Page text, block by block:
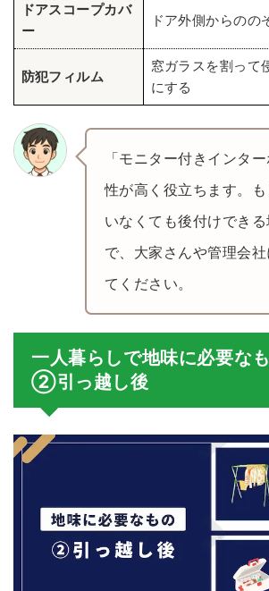
ドアスコープカバ
ー
ドア外側からのの
防犯フィルム
窓ガラスを割って
にする
「モニター付きインタ
性が高く役立ちます。
いなくても後付けでき
で、大家さんや管理会
てください。
一人暮らしで地味に必要なも
②引っ越し後